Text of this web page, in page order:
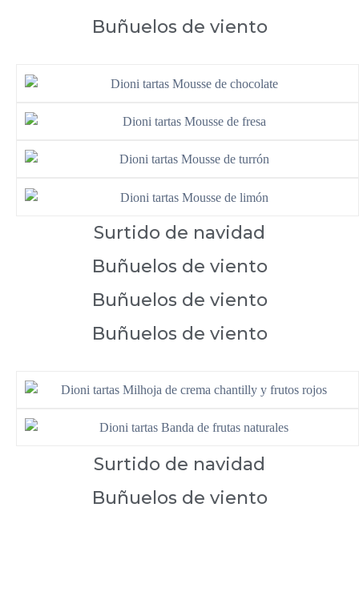
Buñuelos de viento
Surtido de navidad
Buñuelos de viento
Buñuelos de viento
Buñuelos de viento
Surtido de navidad
Buñuelos de viento